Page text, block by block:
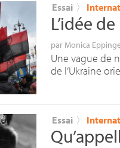
Essai 〉
L’idée
par Monica
Une vague de
de l’Ukraine
Essai 〉